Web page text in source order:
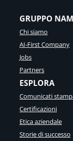
GRUPPO
Chi siamo
AI-First Company
Jobs
Partners
ESPLORA
Comunicati
Certificazioni
Etica aziendale
Storie di successo